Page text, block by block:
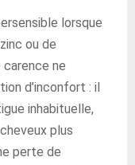
lorsque
ou de
carence ne
d’inconfort : il
inhabituelle,
plus
perte de